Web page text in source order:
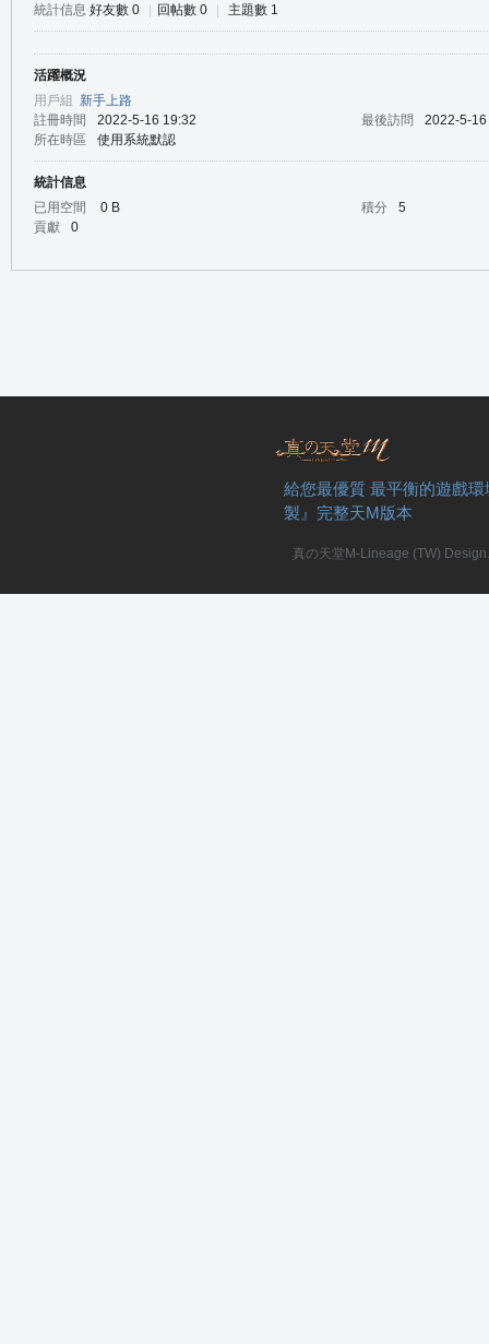
統計信息 好友數 0 回帖數 0 主題數 1
活躍概況
用戶組 新手上路
註冊時間
2022-5-16 19:32 最後訪問
2022-5-
所在時區
使用系統默認
統計信息
已用空間
0 B 積分
5
貢獻
0
給您最優質 最平衡的遊戲
製』完整天M版本
真の天堂M-Lineage (TW)